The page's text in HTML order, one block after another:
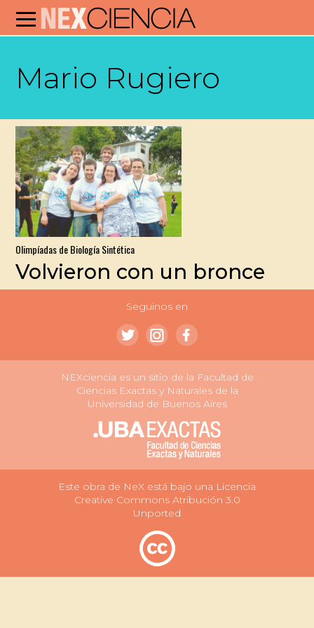
Mario Rugiero
Olimpíadas de Biología Sintética
Volvieron con un bronce
Seguinos en
NEXciencia es un sitio de la Facultad de
Ciencias Exactas y Naturales de la
Universidad de Buenos Aires
Este obra de NeX está bajo una Licencia
Creative Commons Atribución 3.0
Unported